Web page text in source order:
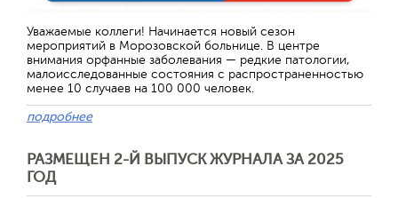
Уважаемые коллеги! Начинается новый сезон
мероприятий в Морозовской больнице. В центре
внимания орфанные заболевания — редкие патологии,
малоисследованные состояния с распространенностью
менее 10 случаев на 100 000 человек.
подробнее
РАЗМЕЩЕН 2-Й ВЫПУСК ЖУРНАЛА ЗА 2025
ГОД